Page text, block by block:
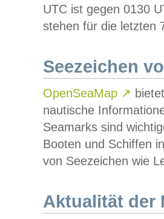
UTC ist gegen 0130
stehen für die letzten
Seezeichen
OpenSeaMap ↗
nautische
Seamarks sind
Booten und Schiffen
von Seezeichen wie
Aktualität der